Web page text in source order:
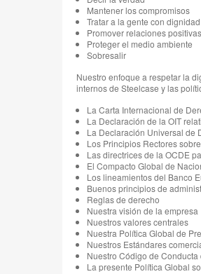
Mantener los compromisos
Tratar a la gente con
Promover relaciones positivas
Proteger el medio ambiente
Sobresalir
Nuestro enfoque a respetar la
internos de Steelcase y las
La Carta Internacional de
La Declaración de la OIT
La Declaración Universal de
Los Principios Rectores
Las directrices de la OCDE
El Compacto Global de
Los lineamientos del Banco
Buenos principios de
Reglas de derecho
Nuestra visión de la empresa
Nuestros valores centrales
Nuestra Política Global de
Nuestros Estándares
Nuestro Código de
La presente Política Global